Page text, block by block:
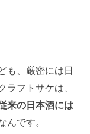
も、厳密には日
フトサケは、
来の日本酒には
んです。